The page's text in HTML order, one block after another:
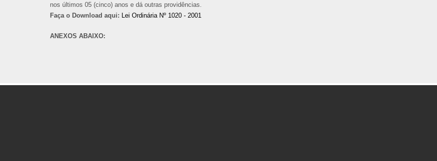
nos últimos 05 (cinco) anos e dá outras providências.
Faça o Download aqui: Lei Ordinária Nº 1020 - 2001
ANEXOS ABAIXO: